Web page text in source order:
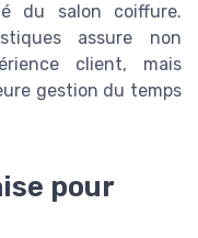
du salon coiffure.
assure non
client, mais
gestion du temps
pour